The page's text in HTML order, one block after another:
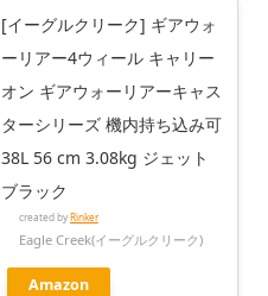
[イーグルクリーク] ギアウォ
ーリアー4ウィール キャリー
オン ギアウォーリアーキャス
ターシリーズ 機内持ち込み可
38L 56 cm 3.08kg ジェット
ブラック
created byRinker
Eagle Creek(イーグルクリーク)
Amazon